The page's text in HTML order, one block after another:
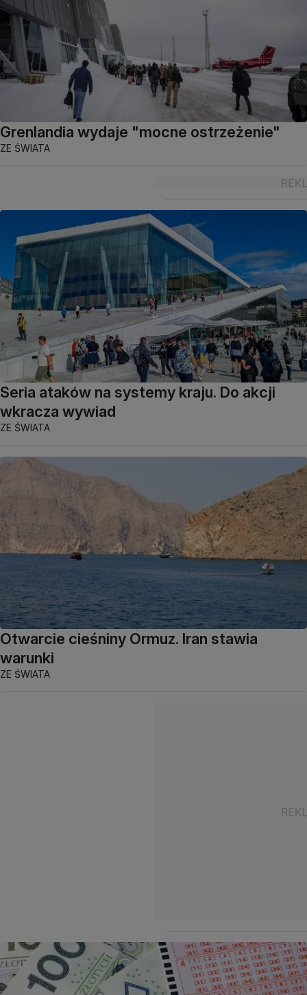
Grenlandia wydaje "mocne ostrzeżenie"
ZE ŚWIATA
Seria ataków na systemy kraju. Do akcji
wkracza wywiad
ZE ŚWIATA
Otwarcie cieśniny Ormuz. Iran stawia
warunki
ZE ŚWIATA